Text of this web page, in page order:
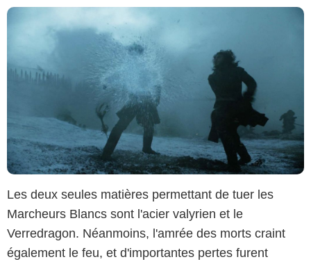
Les deux seules matières permettant de tuer les
Marcheurs Blancs sont l'acier valyrien et le
Verredragon. Néanmoins, l'amrée des morts craint
également le feu, et d'importantes pertes furent